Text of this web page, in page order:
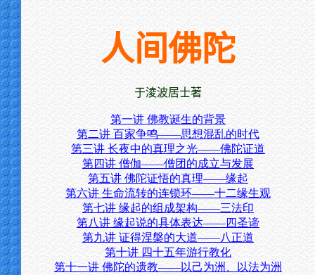
人间佛陀
于淩波居士著
第一讲 佛教诞生的背景
第二讲 百家争鸣——思想混乱的时代
第三讲 长夜中的真理之光——佛陀证道
第四讲 僧伽——僧团的成立与发展
第五讲 佛陀证悟的真理——缘起
第六讲 生命流转的连锁环——十二缘生观
第七讲 缘起的组成架构——三法印
第八讲 缘起说的具体表达——四圣谛
第九讲 证得涅槃的大道——八正道
第十讲 四十五年游行教化
第十一讲 佛陀的遗教——以己为洲、以法为洲